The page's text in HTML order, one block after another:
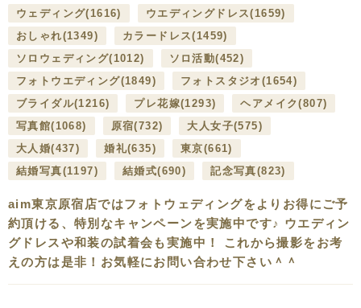
ウェディング(1616) ウエディングドレス(1659)
おしゃれ(1349) カラードレス(1459)
ソロウェディング(1012) ソロ活動(452)
フォトウエディング(1849) フォトスタジオ (1654)
ブライダル(1216) プレ花嫁(1293) ヘアメイク(807)
写真館(1068) 原宿(732) 大人女子(575)
大人婚(437) 婚礼(635) 東京(661)
結婚写真(1197) 結婚式(690) 記念写真(823)
aim東京原宿店ではフォトウェディングをよりお得にご予
約頂ける、特別なキャンペーンを実施中です♪ ウエディン
グドレスや和装の試着会も実施中！ これから撮影をお考
えの方は是非！お気軽にお問い合わせ下さい＾＾